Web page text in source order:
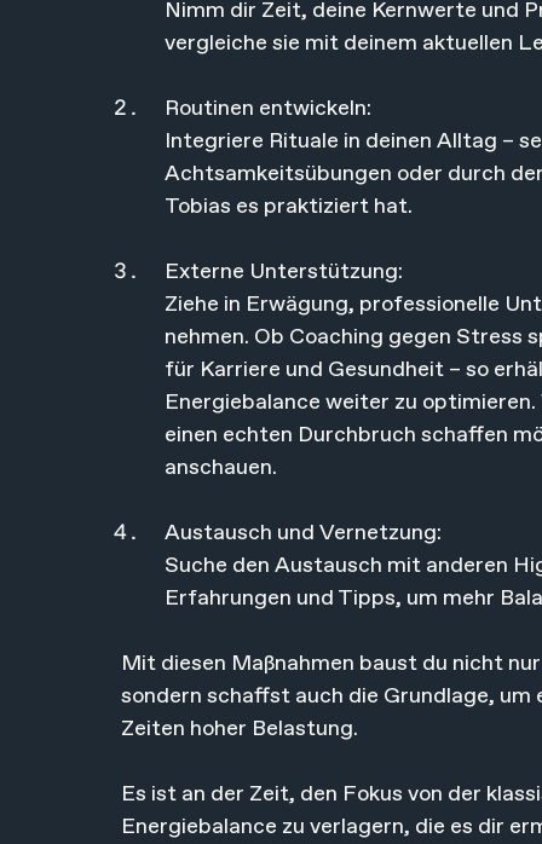
Nimm dir Zeit, deine Kernwerte und
vergleiche sie mit deinem aktuellen
Routinen entwickeln:
Integriere Rituale in deinen Alltag –
Achtsamkeitsübungen oder durch
Tobias es praktiziert hat.
Externe Unterstützung:
Ziehe in Erwägung, professionelle
nehmen. Ob Coaching gegen Stress
für Karriere und Gesundheit – so
Energiebalance weiter zu
einen echten Durchbruch schaffen
anschauen.
Austausch und Vernetzung:
Suche den Austausch mit anderen
Erfahrungen und Tipps, um mehr
Mit diesen Maßnahmen baust du nicht
sondern schaffst auch die Grundlage,
Zeiten hoher Belastung.
Es ist an der Zeit, den Fokus von der
Energiebalance zu verlagern, die es dir